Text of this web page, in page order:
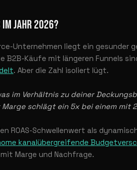
IM JAHR 2026?
Unternehmen liegt ein gesunder
B2B-Käufe mit längeren Funnels
. Aber die Zahl isoliert lügt.
im Verhältnis zu deiner
schlägt ein 5x bei einem mit
ROAS-Schwellenwert als
kanalübergreifende
Marge und Nachfrage.